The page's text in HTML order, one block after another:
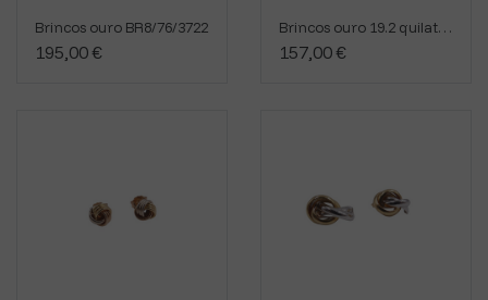
Brincos ouro BR8/76/3722
195,00 €
Brincos ouro 19.2 quilates BR8/76/11760
157,00 €